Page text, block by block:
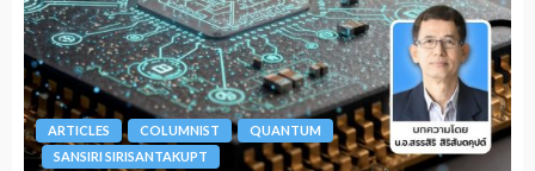
ARTICLES COLUMNIST
QUANTUM
SANSIRI SIRISANTAKUPT